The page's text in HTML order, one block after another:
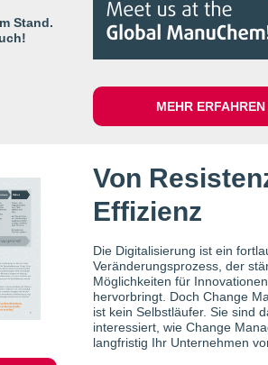
Stand.
MEHR ERFAHREN
Von
Effizienz
Die Digitalisierung ist ein
Veränderungsprozess, der
Möglichkeiten für Innovationen
hervorbringt.​ Doch Change
ist kein Selbstläufer. Sie sind
interessiert, wie Change
langfristig Ihr Unternehmen